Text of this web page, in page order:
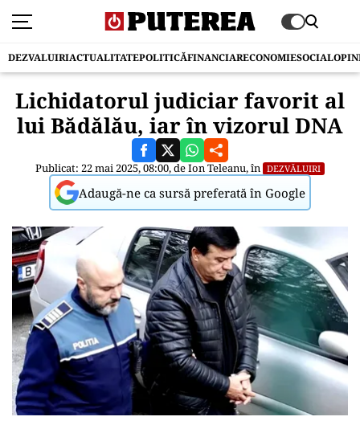
DEZVALUIRIACTUALITATEPOLITICĂFINANCIARECONOMIESOCIAL
Lichidatorul judiciar favorit al
lui Bădălău, iar în vizorul DNA
Publicat: 22 mai 2025, 08:00, deIon Teleanu, în DEZVĂLUIRI
Adaugă-ne ca sursă preferată în Google